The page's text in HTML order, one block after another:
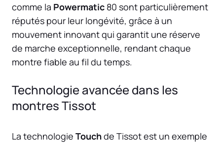
comme la Powermatic 80 sont particulièrement
réputés pour leur longévité, grâce à un
mouvement innovant qui garantit une réserve
de marche exceptionnelle, rendant chaque
montre fiable au fil du temps.
Technologie avancée dans les
montres Tissot
La technologie Touchde Tissot est un exemple